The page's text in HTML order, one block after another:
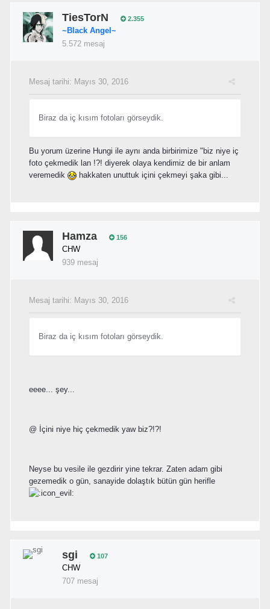
TiesTorN 2.355
~Black Angel~
5.572 mesaj
Mesaj tarihi: Mayıs 30, 2016
Biraz da iç kısım fotoları görseydik.
Bu yorum üzerine Hungi ile aynı anda birbirimize "biz niye iç
foto çekmedik lan !?! diyerek olaya kendimiz de bir anlam
veremedik
hakkaten unuttuk içini çekmeyi şaka gibi...
Hamza 156
CHW
939 mesaj
Mesaj tarihi: Mayıs 30, 2016
Biraz da iç kısım fotoları görseydik.
eeee... şey...
@ İçini niye hiç çekmedik yaw biz?!?!
Neyse bu vesile ile gezdirir yine tekrar. Zaten adam gibi
gezemedik o gün, sanayide dolaştık bütün gün herifle
sgi 107
CHW
707 mesaj